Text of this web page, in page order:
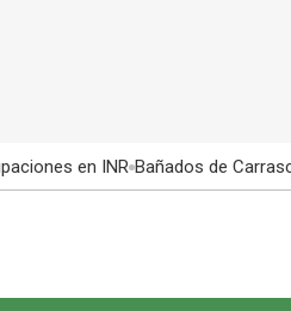
en INR Bañados de